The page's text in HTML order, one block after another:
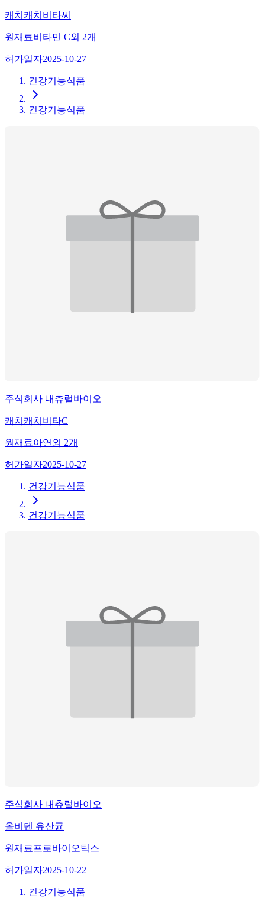
캐치캐치비타씨
원재료비타민 C외 2개
허가일자2025-10-27
건강기능식품
건강기능식품
주식회사 내츄럴바이오
캐치캐치비타C
원재료아연 외 2개
허가일자2025-10-27
건강기능식품
건강기능식품
주식회사 내츄럴바이오
올비텐 유산균
원재료 프로바이오틱스
허가일자2025-10-22
건강기능식품